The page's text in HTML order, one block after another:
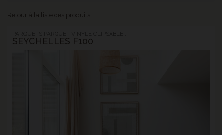
Retour à la liste des produits
SEYCHELLES F100